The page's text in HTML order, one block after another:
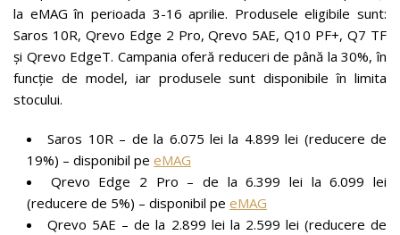
la eMAG în perioada 3-16 aprilie. Produsele eligibile sunt:
Saros 10R, Qrevo Edge 2 Pro, Qrevo 5AE, Q10 PF+, Q7 TF
și Qrevo EdgeT. Campania oferă reduceri de până la 30%, în
funcție de model, iar produsele sunt disponibile în limita
stocului.
Saros 10R – de la 6.075 lei la 4.899 lei (reducere de
19%) – disponibil pe eMAG
Qrevo Edge 2 Pro – de la 6.399 lei la 6.099 lei
(reducere de 5%) – disponibil pe eMAG
Qrevo 5AE – de la 2.899 lei la 2.599 lei (reducere de